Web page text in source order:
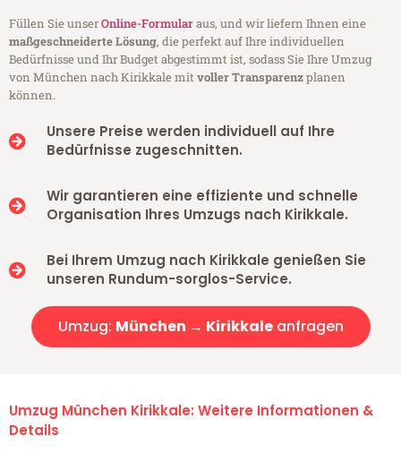
Füllen Sie unserOnline-Formularaus, und wir liefern Ihnen eine
maßgeschneiderte Lösung, die perfekt auf Ihre individuellen
Bedürfnisse und Ihr Budget abgestimmt ist, sodass Sie Ihre Umzug
von München nach Kirikkale mitvoller Transparenzplanen
können.
Unsere Preise werden individuell auf Ihre
Bedürfnisse zugeschnitten.
Wir garantieren eine effiziente und schnelle
Organisation Ihres Umzugs nach Kirikkale.
Bei Ihrem Umzug nach Kirikkale genießen Sie
unseren Rundum-sorglos-Service.
Umzug: München → Kirikkaleanfragen
Umzug München Kirikkale: Weitere Informationen &
Details